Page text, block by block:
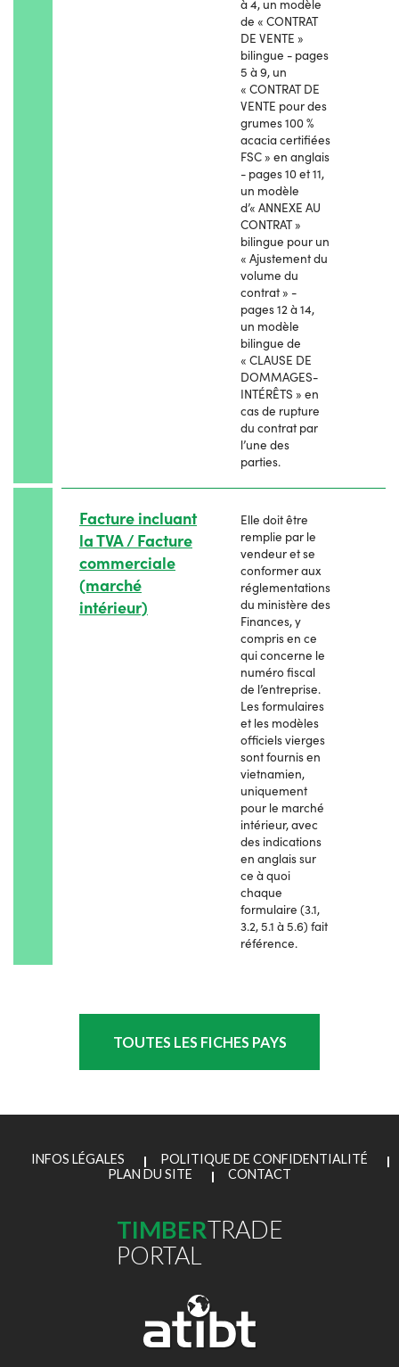
à 4, un modèle
de « CONTRAT
DE VENTE »
bilingue - pages
5 à 9, un
« CONTRAT DE
VENTE pour des
grumes 100 %
acacia certifiées
FSC » en anglais
- pages 10 et 11,
un modèle
d’« ANNEXE AU
CONTRAT »
bilingue pour un
« Ajustement du
volume du
contrat » -
pages 12 à 14,
un modèle
bilingue de
« CLAUSE DE
DOMMAGES-
INTÉRÊTS » en
cas de rupture
du contrat par
l’une des
parties.
Facture incluant
la TVA / Facture
commerciale
(marché
intérieur)
Elle doit être
remplie par le
vendeur et se
conformer aux
réglementations
du ministère des
Finances, y
compris en ce
qui concerne le
numéro fiscal
de l’entreprise.
Les formulaires
et les modèles
officiels vierges
sont fournis en
vietnamien,
uniquement
pour le marché
intérieur, avec
des indications
en anglais sur
ce à quoi
chaque
formulaire (3.1,
3.2, 5.1 à 5.6) fait
référence.
TOUTES LES FICHES PAYS
INFOS LÉGALES
POLITIQUE DE CONFIDENTIALITÉ
PLAN DU SITE
CONTACT
TIMBERTRADE
PORTAL